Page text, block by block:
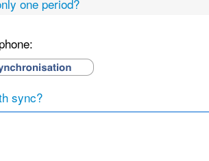
one period?
sync?